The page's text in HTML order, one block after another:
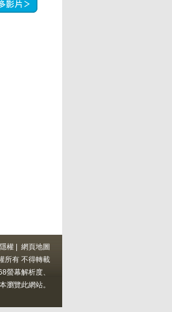
權
網頁地圖
所有 不得轉載
螢幕解析度、
瀏覽此網站。